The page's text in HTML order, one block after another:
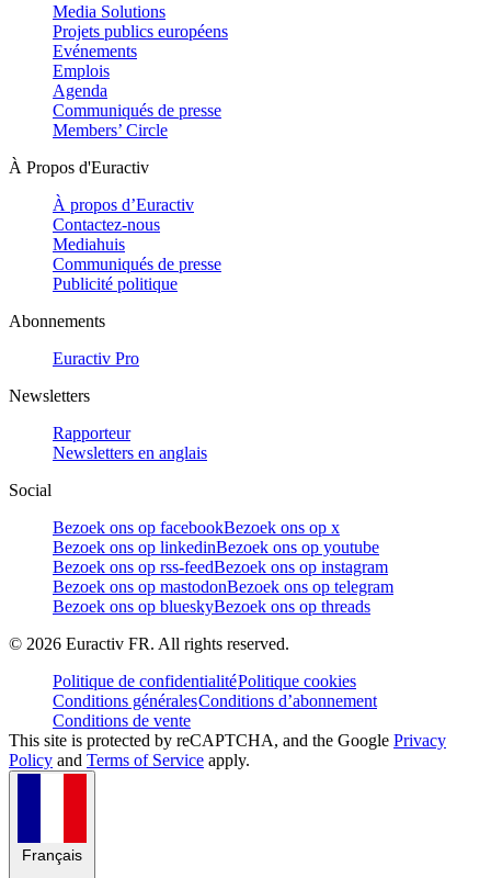
Media Solutions
Projets publics européens
Evénements
Emplois
Agenda
Communiqués de presse
Members’ Circle
À Propos d'Euractiv
À propos d’Euractiv
Contactez-nous
Mediahuis
Communiqués de presse
Publicité politique
Abonnements
Euractiv Pro
Newsletters
Rapporteur
Newsletters en anglais
Social
Bezoek ons op facebookBezoek ons op x
Bezoek ons op linkedinBezoek ons op youtube
Bezoek ons op rss-feedBezoek ons op instagram
Bezoek ons op mastodonBezoek ons op telegram
Bezoek ons op blueskyBezoek ons op threads
© 2026 Euractiv FR. All rights reserved.
Politique de confidentialitéPolitique cookies
Conditions généralesConditions d’abonnement
Conditions de vente
This site is protected by reCAPTCHA, and the Google Privacy
Policy and Terms of Service apply.
Français